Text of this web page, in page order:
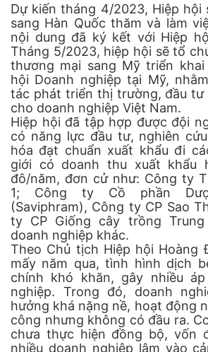
Dự kiến tháng 4/2023, Hiệp hội
sang Hàn Quốc thăm và làm
nội dung đã ký kết với Hiệp
Tháng 5/2023, hiệp hội sẽ tổ
thương mại sang Mỹ triển
hội Doanh nghiệp tại Mỹ,
tác phát triển thị trường, đầu tư
cho doanh nghiệp Việt Nam.
Hiệp hội đã tập hợp được đội
có năng lực đầu tư, nghiên
hóa đạt chuẩn xuất khẩu đi
giới có doanh thu xuất khẩu
đô/năm, đơn cử như: Công ty
1; Công ty Cồ phần
(Saviphram), Công ty CP Sao
ty CP Giống cây trồng
doanh nghiệp khác.
Theo Chủ tịch Hiệp hội Hoàng
mấy năm qua, tình hình dịch
chính khó khăn, gây nhiều
nghiệp. Trong đó, doanh
hưởng khá nặng nề, hoạt động
công nhưng không có đầu ra.
chưa thực hiện đồng bộ, vốn
nhiều doanh nghiệp lâm vào